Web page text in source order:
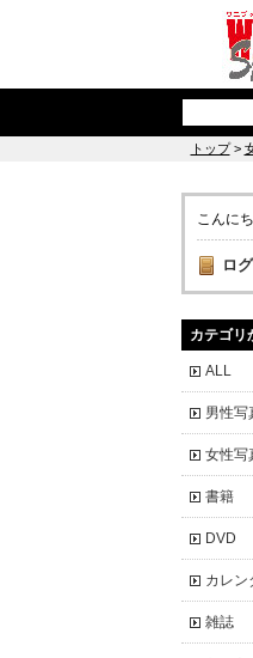
トップ>
こんに
ロ
カテゴリ
ALL
男性写
女性写
書籍
DVD
カレン
雑誌